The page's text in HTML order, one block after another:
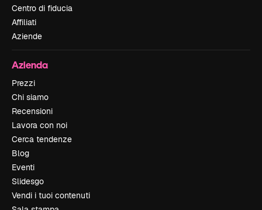
Centro di fiducia
Affiliati
Aziende
Azienda
Prezzi
Chi siamo
Recensioni
Lavora con noi
Cerca tendenze
Blog
Eventi
Slidesgo
Vendi i tuoi contenuti